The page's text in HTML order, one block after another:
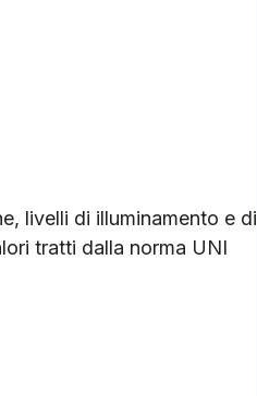
livelli di illuminamento e di
tratti dalla norma UNI